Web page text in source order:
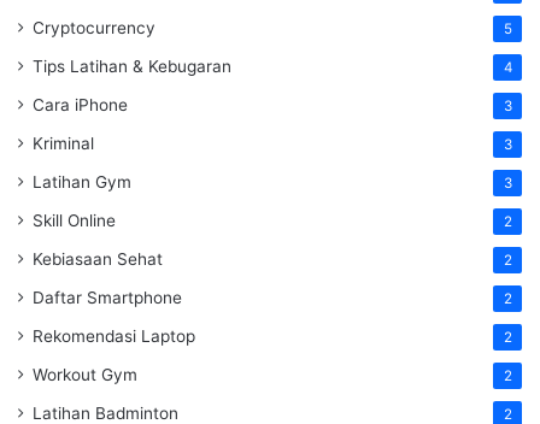
Cryptocurrency 5
Tips Latihan & Kebugaran 4
Cara iPhone 3
Kriminal 3
Latihan Gym 3
Skill Online 2
Kebiasaan Sehat 2
Daftar Smartphone 2
Rekomendasi Laptop 2
Workout Gym 2
Latihan Badminton 2